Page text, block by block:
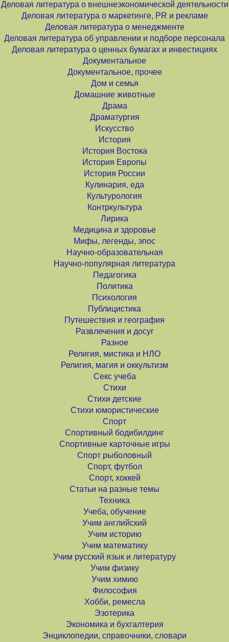
Деловая литература о внешнеэкономической деятельности
Деловая литература о маркетинге, PR и рекламе
Деловая литература о менеджменте
Деловая литература об управлении и подборе персонала
Деловая литература о ценных бумагах и инвестициях
Документальное
Документальное, прочее
Дом и семья
Домашние животные
Драма
Драматургия
Искусство
История
История Востока
История Европы
История России
Кулинария, еда
Культурология
Контркультура
Лирика
Медицина и здоровье
Мифы, легенды, эпос
Научно-образовательная
Научно-популярная литература
Педагогика
Политика
Психология
Публицистика
Путешествия и география
Развлечения и досуг
Разное
Религия, мистика и НЛО
Религия, магия и оккультизм
Секс учеба
Стихи
Стихи детские
Стихи юмористические
Спорт
Спортивный бодибилдинг
Спортивные карточные игры
Спорт рыболовный
Спорт, футбол
Спорт, хоккей
Статьи на разные темы
Техника
Учеба, обучение
Учим английский
Учим историю
Учим математику
Учим русский язык и литературу
Учим физику
Учим химию
Философия
Хобби, ремесла
Эзотерика
Экономика и бухгалтерия
Энциклопедии, справочники, словари